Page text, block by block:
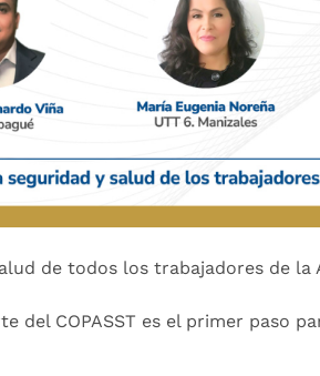
de todos los trabajadores de la
del COPASST es el primer paso